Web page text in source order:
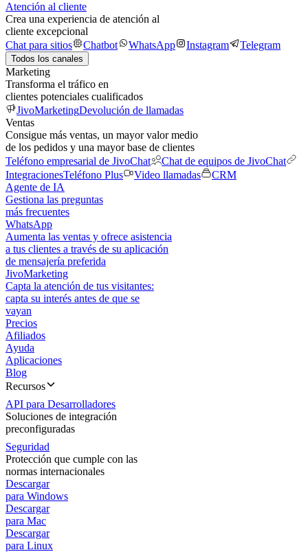
Atención al cliente
Crea una experiencia de atención al
cliente excepcional
Chat para sitios
Chatbot WhatsApp Instagram Telegram
Todos los canales
Marketing
Transforma el tráfico en
clientes potenciales cualificados
JivoMarketingDevolución de llamadas
Ventas
Consigue más ventas, un mayor valor medio
de los pedidos y una mayor base de clientes
Teléfono empresarial de JivoChat
Chat de equipos de JivoChat
IntegracionesTeléfono Plus Video llamadas
CRM
Agente de IA
Gestiona las preguntas
más frecuentes
WhatsApp
Aumenta las ventas y ofrece asistencia
a tus clientes a través de su aplicación
de mensajería preferida
JivoMarketing
Capta la atención de tus visitantes:
capta su interés antes de que se
vayan
Precios
Afiliados
Ayuda
Aplicaciones
Blog
Recursos
API para Desarrolladores
Soluciones de integración
preconfiguradas
Seguridad
Protección que cumple con las
normas internacionales
Descargar
para Windows
Descargar
para Mac
Descargar
para Linux